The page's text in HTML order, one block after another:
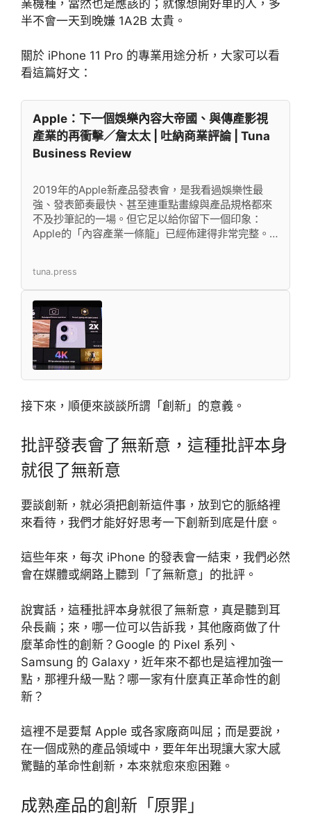
業機種，當然也是應該的；就像想開好車的人，多
半不會一天到晚嫌 1A2B 太貴。
關於 iPhone 11 Pro 的專業用途分析，大家可以看
看這篇好文：
Apple：下一個娛樂內容大帝國、與傳產影視
產業的再衝擊／詹太太 | 吐納商業評論 | Tuna
Business Review
2019年的Apple新產品發表會，是我看過娛樂性最
強、發表節奏最快、甚至連重點畫線與產品規格都來
不及抄筆記的一場。但它足以給你留下一個印象：
Apple的「內容產業一條龍」已經佈建得非常完整。…
tuna.press
接下來，順便來談談所謂「創新」的意義。
批評發表會了無新意，這種批評本身
就很了無新意
要談創新，就必須把創新這件事，放到它的脈絡裡
來看待，我們才能好好思考一下創新到底是什麼。
這些年來，每次 iPhone 的發表會一結束，我們必然
會在媒體或網路上聽到「了無新意」的批評。
說實話，這種批評本身就很了無新意，真是聽到耳
朵長繭；來，哪一位可以告訴我，其他廠商做了什
麼革命性的創新？Google 的 Pixel 系列、
Samsung 的 Galaxy，近年來不都也是這裡加強一
點，那裡升級一點？哪一家有什麼真正革命性的創
新？
這裡不是要幫 Apple 或各家廠商叫屈；而是要說，
在一個成熟的產品領域中，要年年出現讓大家大感
驚豔的革命性創新，本來就愈來愈困難。
成熟產品的創新「原罪」